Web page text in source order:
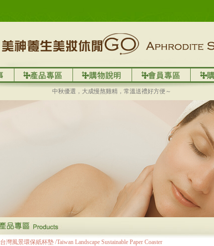
中秋優選，大成慢熬雞精，常溫送禮好方便～
台灣風景環保紙杯墊 /Taiwan Landscape Sustainable Paper Coaster